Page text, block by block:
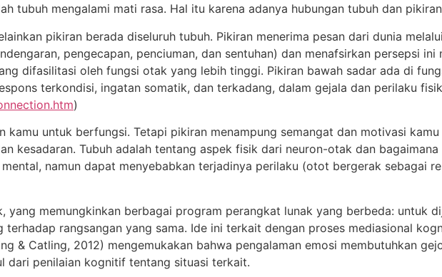
tubuh mengalami mati rasa. Hal itu karena adanya hubungan tubuh dan
pikiran berada diseluruh tubuh. Pikiran menerima pesan dari dunia
pengecapan, penciuman, dan sentuhan) dan menafsirkan persepsi ini
difasilitasi oleh fungsi otak yang lebih tinggi. Pikiran bawah sadar ada di
terkondisi, ingatan somatik, dan terkadang, dalam gejala dan perilaku
)
kamu untuk berfungsi. Tetapi pikiran menampung semangat dan motivasi
kesadaran. Tubuh adalah tentang aspek fisik dari neuron-otak dan
namun dapat menyebabkan terjadinya perilaku (otot bergerak sebagai
yang memungkinkan berbagai program perangkat lunak yang berbeda: untuk
rangsangan yang sama. Ide ini terkait dengan proses mediasional
& Catling, 2012) mengemukakan bahwa pengalaman emosi membutuhkan
dari penilaian kognitif tentang situasi terkait.